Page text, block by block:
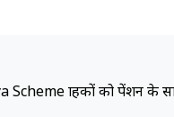
Scheme ग्राहकों को पेंशन के